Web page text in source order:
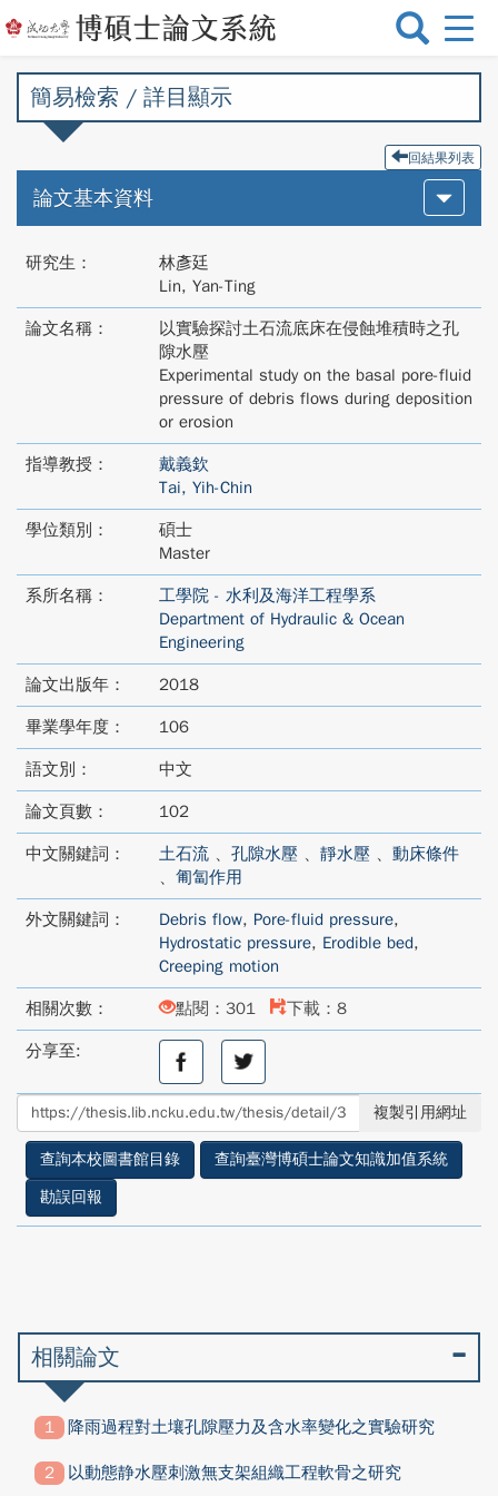
選
切
簡易檢索 / 詳目顯示
回結果列表
論文基本資料
研究生：
林彥廷
Lin, Yan-Ting
論文名稱：
以實驗探討土石流底床在侵蝕堆積時之孔
隙水壓
Experimental study on the basal pore-fluid
pressure of debris flows during deposition
or erosion
指導教授：
戴義欽
Tai, Yih-Chin
學位類別：
碩士
Master
系所名稱：
工學院 - 水利及海洋工程學系
Department of Hydraulic & Ocean
Engineering
論文出版年： 2018
畢業學年度： 106
語文別： 中文
論文頁數： 102
中文關鍵詞： 土石流 、 孔隙水壓 、 靜水壓 、 動床條件
、 匍匐作用
外文關鍵詞： Debris flow, Pore-fluid pressure,
Hydrostatic pressure, Erodible bed,
Creeping motion
相關次數： 點閱：301 下載：8
分享至:
分
至
facebook
分
享
至
twitter
複製引用網址
查詢本校圖書館目錄
查詢臺灣博碩士論文知識加值系統
勘誤回報
相關論文
降雨過程對土壤孔隙壓力及含水率變化之實驗研究
以動態静水壓刺激無支架組織工程軟骨之研究